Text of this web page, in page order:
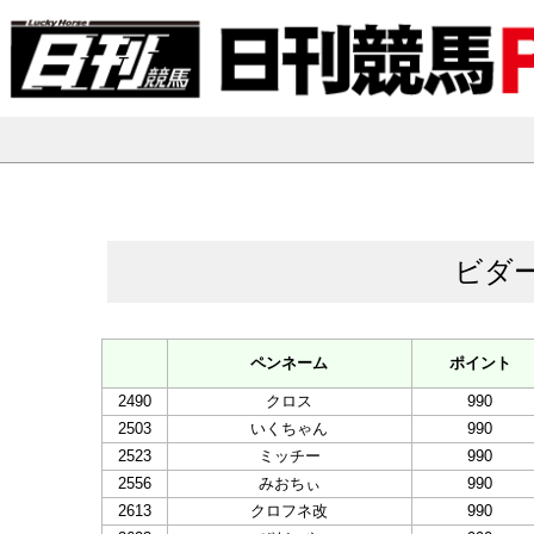
ビダ
ペンネーム ポイント
2490 クロス
990
2503
いくちゃん
990
2523
ミッチー
990
2556
みおちぃ
990
2613
クロフネ改
990